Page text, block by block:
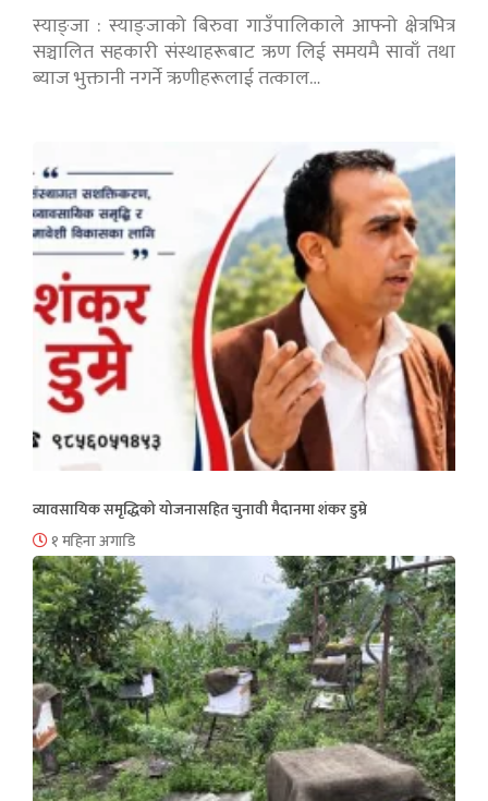
स्याङ्जा : स्याङ्जाको बिरुवा गाउँपालिकाले आफ्नो क्षेत्रभित्र
सञ्चालित सहकारी संस्थाहरूबाट ऋण लिई समयमै सावाँ तथा
ब्याज भुक्तानी नगर्ने ऋणीहरूलाई तत्काल…
व्यावसायिक समृद्धिको योजनासहित चुनावी मैदानमा शंकर डुम्रे
१ महिना अगाडि